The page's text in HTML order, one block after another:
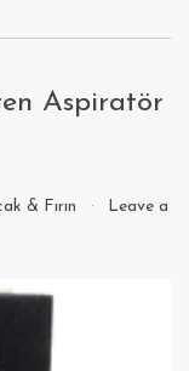
Aspiratör
& Fırın
Leave a